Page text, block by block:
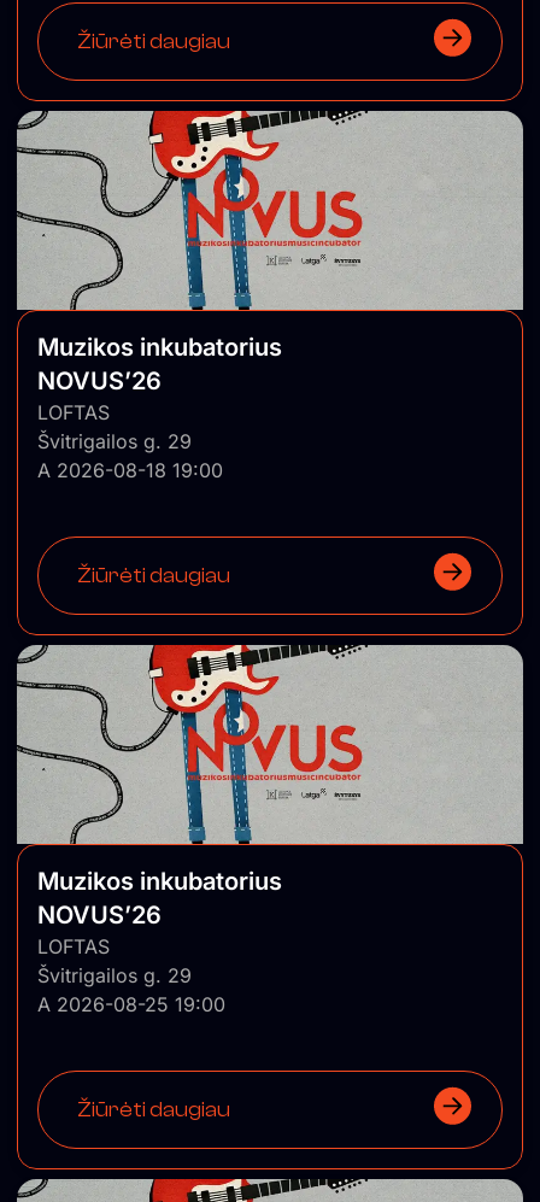
Žiūrėti daugiau
Muzikos inkubatorius
NOVUS’26
LOFTAS
Švitrigailos g. 29
A 2026-08-18 19:00
Žiūrėti daugiau
Muzikos inkubatorius
NOVUS’26
LOFTAS
Švitrigailos g. 29
A 2026-08-25 19:00
Žiūrėti daugiau